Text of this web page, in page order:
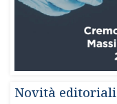
Novità editoriali